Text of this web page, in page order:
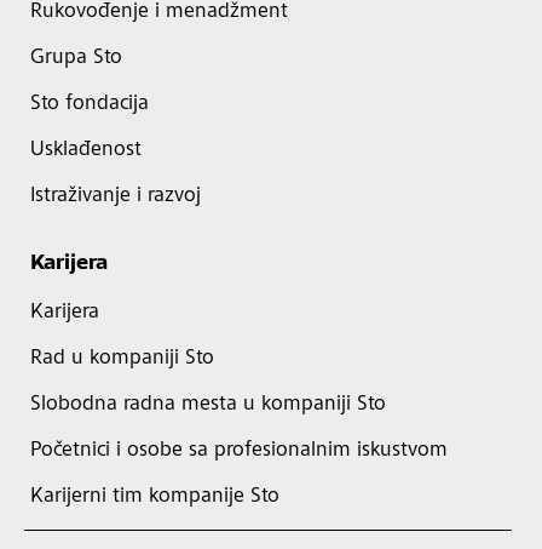
Rukovođenje i menadžment
Grupa Sto
Sto fondacija
Usklađenost
Istraživanje i razvoj
Karijera
Karijera
Rad u kompaniji Sto
Slobodna radna mesta u kompaniji Sto
Početnici i osobe sa profesionalnim iskustvom
Karijerni tim kompanije Sto